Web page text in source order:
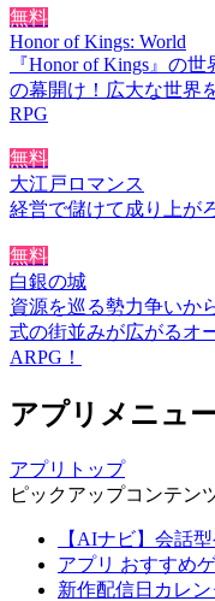
無料
Honor of Kings: World
『Honor of Kings』の
の幕開け！広大な世界
RPG
無料
大江戸ロマンス
経営で儲けて成り上が
無料
白銀の城
資源を巡る勢力争いか
式の街並みが広がるオ
ARPG！
アプリメニュ
アプリトップ
ピックアップコンテン
【AIナビ】会話
アプリ おすすめ
新作配信日カレン